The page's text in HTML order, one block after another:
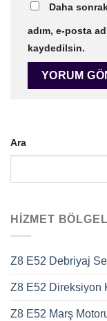
Daha
adım, e-posta
kaydedilsin.
Ara
HIZMET
Z8 E52 Debriyaj
Z8 E52 Direksiyon
Z8 E52 Marş